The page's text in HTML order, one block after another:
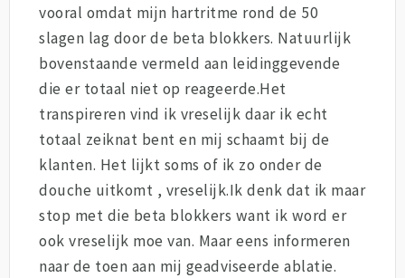
vooral omdat mijn hartritme rond de 50
slagen lag door de beta blokkers. Natuurlijk
bovenstaande vermeld aan leidinggevende
die er totaal niet op reageerde.Het
transpireren vind ik vreselijk daar ik echt
totaal zeiknat bent en mij schaamt bij de
klanten. Het lijkt soms of ik zo onder de
douche uitkomt , vreselijk.Ik denk dat ik maar
stop met die beta blokkers want ik word er
ook vreselijk moe van. Maar eens informeren
naar de toen aan mij geadviseerde ablatie.